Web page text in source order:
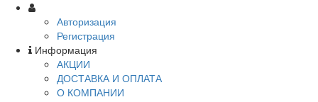
Авторизация
Регистрация
Информация
АКЦИИ
ДОСТАВКА И ОПЛАТА
О КОМПАНИИ